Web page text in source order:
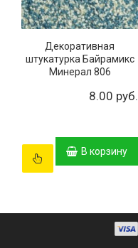
Декоративная
штукатурка Байрамикс
Минерал 806
8.00 руб.
В корзину